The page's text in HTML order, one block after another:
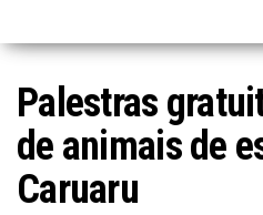
Palestras
de animais de
Caruaru